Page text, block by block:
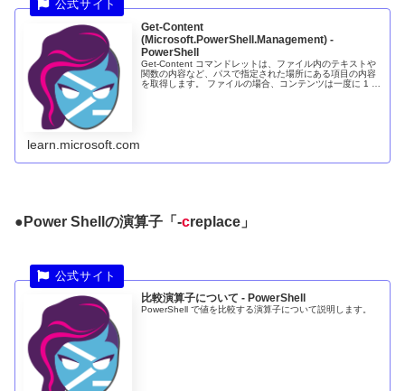
Get-Content
(Microsoft.PowerShell.Management) -
PowerShell
Get-Content コマンドレットは、ファイル内のテキストや
関数の内容など、パスで指定された場所にある項目の内容
を取得します。 ファイルの場合、コンテンツは一度に 1 行
learn.microsoft.com
●Power Shellの演算子「-creplace」
比較演算子について - PowerShell
PowerShell で値を比較する演算子について説明します。